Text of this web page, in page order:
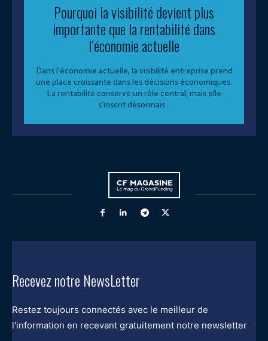
Pourquoi la visibilité devient plus
importante que la rentabilité dans
l’économie actuelle
Dans l’économie actuelle, la visibilité entreprise prend
une place croissante dans les décisions économiques.
La rentabilité conserve un rôle central, mais elle
s’inscrit désormais...
Recevez notre NewsLetter
Restez toujours connectés avec le meilleur de
l'information en recevant gratuitement notre newsletter